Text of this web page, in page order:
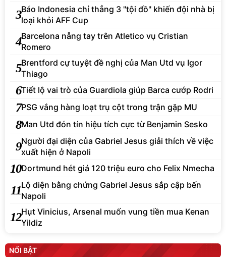
3Báo Indonesia chỉ thẳng 3 "tội đồ" khiến đội nhà bị
loại khỏi AFF Cup
4Barcelona nẫng tay trên Atletico vụ Cristian
Romero
5Brentford cự tuyệt đề nghị của Man Utd vụ Igor
Thiago
6Tiết lộ vai trò của Guardiola giúp Barca cướp Rodri
7PSG vắng hàng loạt trụ cột trong trận gặp MU
8Man Utd đón tín hiệu tích cực từ Benjamin Sesko
9Người đại diện của Gabriel Jesus giải thích về việc
xuất hiện ở Napoli
10Dortmund hét giá 120 triệu euro cho Felix Nmecha
11Lộ diện bằng chứng Gabriel Jesus sắp cập bến
Napoli
12Hụt Vinicius, Arsenal muốn vung tiền mua Kenan
Yildiz
NỔI BẬT